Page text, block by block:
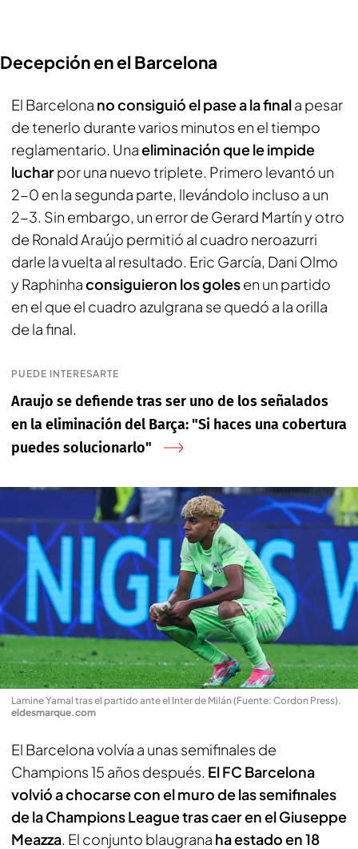
Decepción en el Barcelona
El Barcelona no consiguió el pase a la finala pesar
de tenerlo durante varios minutos en el tiempo
reglamentario. Unaeliminación que le impide
lucharpor una nuevo triplete. Primero levantó un
2-0 en la segunda parte, llevándolo incluso a un
2-3. Sin embargo, un error de Gerard Martín y otro
de Ronald Araújo permitió al cuadro neroazurri
darle la vuelta al resultado. Eric García, Dani Olmo
y Raphinhaconsiguieron los golesen un partido
en el que el cuadro azulgrana se quedó a la orilla
de la final.
PUEDE INTERESARTE
Araujo se defiende tras ser uno de los señalados
en la eliminación del Barça: "Si haces una cobertura
puedes solucionarlo"
Lamine Yamal tras el partido ante el Inter de Milán (Fuente: Cordon Press).
eldesmarque.com
El Barcelona volvía a unas semifinales de
Champions 15 años después. El FC Barcelona
volvió a chocarse con el muro de las semifinales
de la Champions League tras caer en el Giuseppe
Meazza. El conjunto blaugrana ha estado en 18